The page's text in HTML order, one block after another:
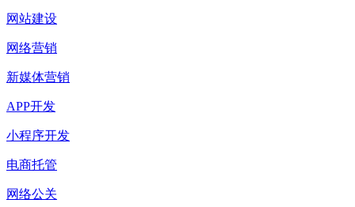
网站建设
网络营销
新媒体营销
APP开发
小程序开发
电商托管
网络公关